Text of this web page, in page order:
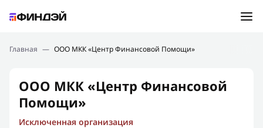
Подбор займа
Новости
Финансовое просвещение
Главная — ООО МКК «Центр Финансовой Помощи»
ООО МКК «Центр Финансовой
Помощи»
Исключенная организация
Ошибка:Контактная форма не найдена.
Спасибо, что написали нам
Мы свяжемся с Вами в ближайшее время и сообщим
результат
Отправить новый запрос